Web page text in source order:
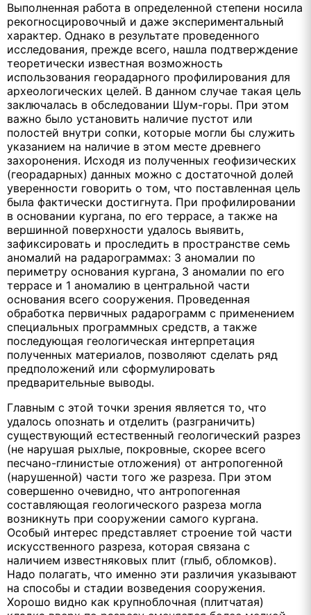
Выполненная работа в определенной степени носила
рекогносцировочный и даже экспериментальный
характер. Однако в результате проведенного
исследования, прежде всего, нашла подтверждение
теоретически известная возможность
использования георадарного профилирования для
археологических целей. В данном случае такая цель
заключалась в обследовании Шум-горы. При этом
важно было установить наличие пустот или
полостей внутри сопки, которые могли бы служить
указанием на наличие в этом месте древнего
захоронения. Исходя из полученных геофизических
(георадарных) данных можно с достаточной долей
уверенности говорить о том, что поставленная цель
была фактически достигнута. При профилировании
в основании кургана, по его террасе, а также на
вершинной поверхности удалось выявить,
зафиксировать и проследить в пространстве семь
аномалий на радарограммах: 3 аномалии по
периметру основания кургана, 3 аномалии по его
террасе и 1 аномалию в центральной части
основания всего сооружения. Проведенная
обработка первичных радарограмм с применением
специальных программных средств, а также
последующая геологическая интерпретация
полученных материалов, позволяют сделать ряд
предположений или сформулировать
предварительные выводы.
Главным с этой точки зрения является то, что
удалось опознать и отделить (разграничить)
существующий естественный геологический разрез
(не нарушая рыхлые, покровные, скорее всего
песчано-глинистые отложения) от антропогенной
(нарушенной) части того же разреза. При этом
совершенно очевидно, что антропогенная
составляющая геологического разреза могла
возникнуть при сооружении самого кургана.
Особый интерес представляет строение той части
искусственного разреза, которая связана с
наличием известняковых плит (глыб, обломков).
Надо полагать, что именно эти различия указывают
на способы и стадии возведения сооружения.
Хорошо видно как крупноблочная (плитчатая)